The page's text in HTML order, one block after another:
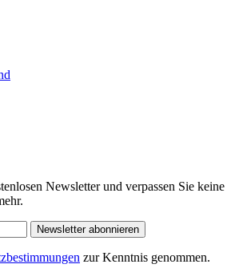
Newsletter und verpassen Sie keine
Newsletter abonnieren
zur Kenntnis genommen.